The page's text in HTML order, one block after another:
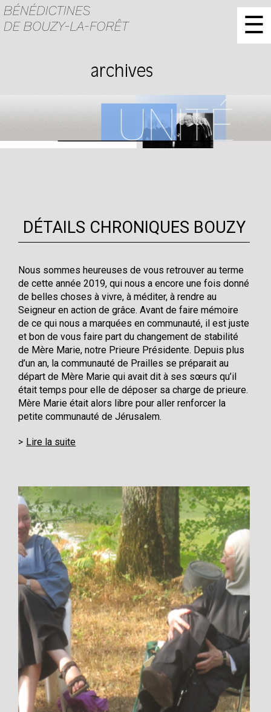
☰
archives
DÉTAILS CHRONIQUES BOUZY
Nous sommes heureuses de vous retrouver au terme
de cette année 2019, qui nous a encore une fois donné
de belles choses à vivre, à méditer, à rendre au
Seigneur en action de grâce. Avant de faire mémoire
de ce qui nous a marquées en communauté, il est juste
et bon de vous faire part du changement de stabilité
de Mère Marie, notre Prieure Présidente. Depuis plus
d’un an, la communauté de Prailles se préparait au
départ de Mère Marie qui avait dit à ses sœurs qu’il
était temps pour elle de déposer sa charge de prieure.
Mère Marie était alors libre pour aller renforcer la
petite communauté de Jérusalem.
Lire la suite